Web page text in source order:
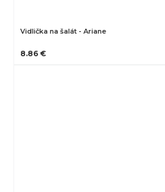
Vidlička na šalát - Ariane
8.86 €